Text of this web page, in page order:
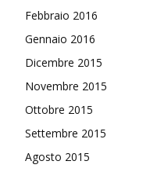
Febbraio 2016
Gennaio 2016
Dicembre 2015
Novembre 2015
Ottobre 2015
Settembre 2015
Agosto 2015